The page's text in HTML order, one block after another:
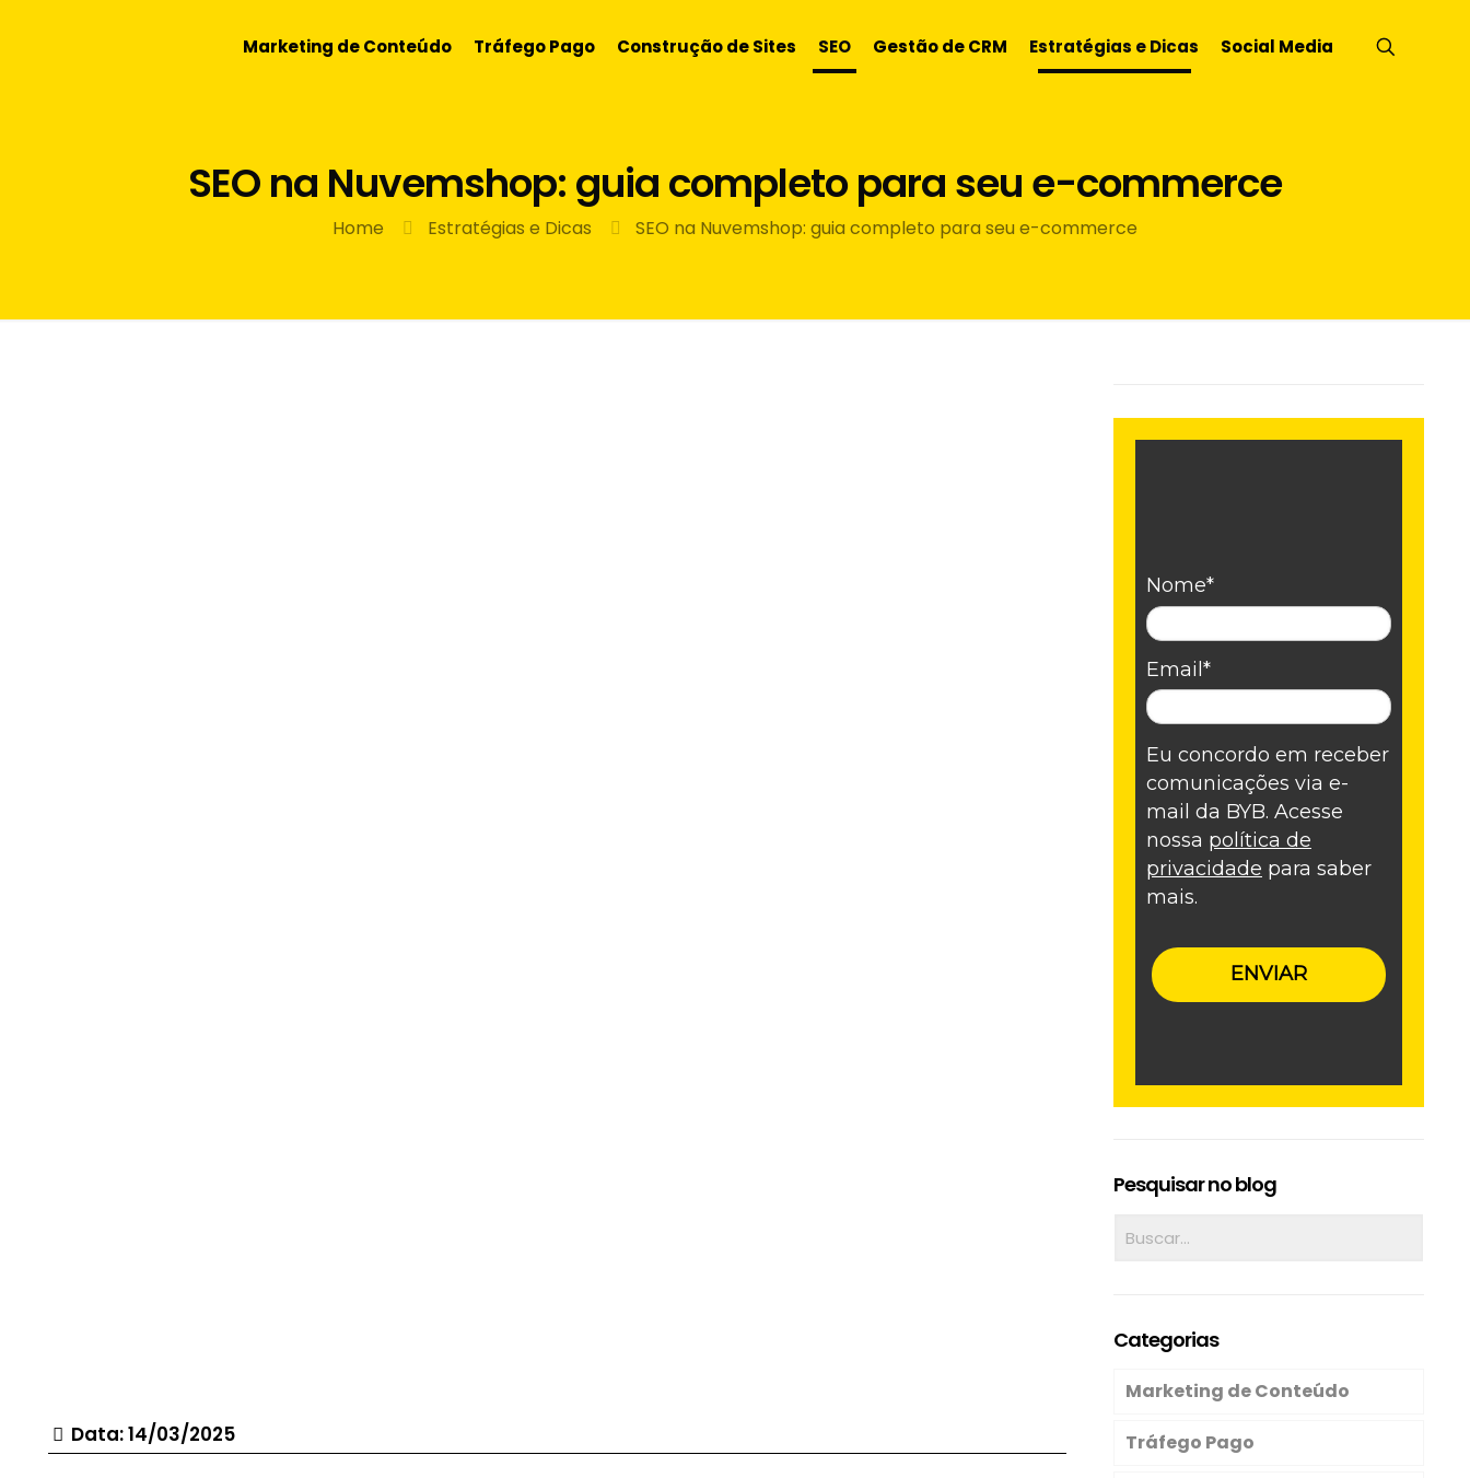
Marketing de Conteúdo Tráfego Pago Construção de Sites SEO Gestão de CRM Estratégias e Dicas Social Media
SEO na Nuvemshop: guia completo para seu e-commerce
Home Estratégias e Dicas SEO na Nuvemshop: guia completo para seu e-commerce
Data: 14/03/2025
Nome*
Email*
Eu concordo em receber
comunicações via e-
mail da BYB. Acesse
nossa política de
privacidade para saber
mais.
ENVIAR
Pesquisar no blog
Categorias
Marketing de Conteúdo
Tráfego Pago